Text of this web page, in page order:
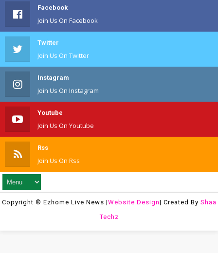
Facebook
Join Us On Facebook
Twitter
Join Us On Twitter
Instagram
Join Us On Instagram
Youtube
Join Us On Youtube
Rss
Join Us On Rss
Copyright © Ezhome Live News |Website Design| Created By Shaa
Techz